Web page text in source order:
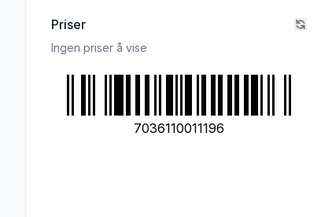
Priser
Ingen priser å vise
7036110011196